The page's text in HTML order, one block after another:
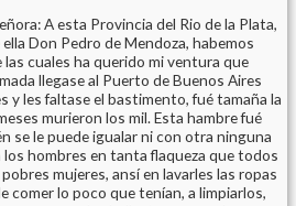
A esta Provincia del Rio de la Plata,
Don Pedro de Mendoza, habemos
cuales ha querido mi ventura que
llegase al Puerto de Buenos Aires
y les faltase el bastimento, fué tamaña la
murieron los mil. Esta hambre fué
se le puede igualar ni con otra ninguna
los hombres en tanta flaqueza que todos
mujeres, ansí en lavarles las ropas
comer lo poco que tenían, a limpiarlos,